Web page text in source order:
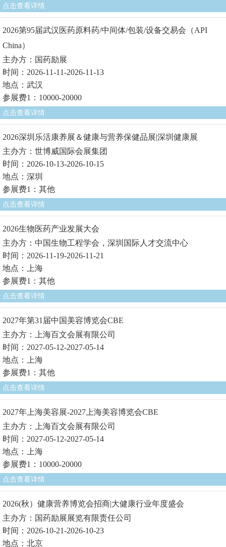
点击查看详情
2026第95届武汉医药原料药/中间体/包装/设备交易会（API
China）
主办方：国药励展
时间：2026-11-11-2026-11-13
地点：武汉
参展费1：10000-20000
点击查看详情
2026深圳乐活康养展＆健康与营养保健品展|深圳健康展
主办方：世博威国际会展集团
时间：2026-10-13-2026-10-15
地点：深圳
参展费1：其他
点击查看详情
2026生物医药产业发展大会
主办方：中国生物工程学会，深圳国际人才交流中心
时间：2026-11-19-2026-11-21
地点：上海
参展费1：其他
点击查看详情
2027年第31届中国美容博览会CBE
主办方：上海百文会展有限公司
时间：2027-05-12-2027-05-14
地点：上海
参展费1：其他
点击查看详情
2027年上海美容展-2027上海美容博览会CBE
主办方：上海百文会展有限公司
时间：2027-05-12-2027-05-14
地点：上海
参展费1：10000-20000
点击查看详情
2026(秋）健康营养博览会招商|大健康行业年度盛会
主办方：国药励展展览有限责任公司
时间：2026-10-21-2026-10-23
地点：北京